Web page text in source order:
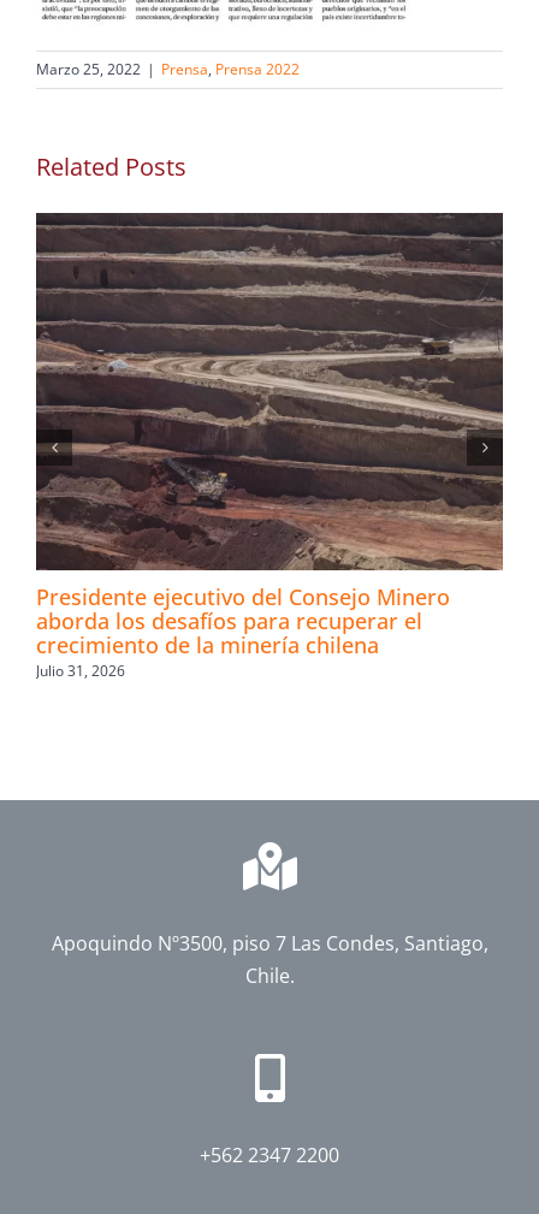
Marzo 25, 2022 | Prensa, Prensa 2022
Related Posts
Presidente ejecutivo del Consejo Minero
aborda los desafíos para recuperar el
crecimiento de la minería chilena
Julio 31, 2026
Apoquindo Nº3500, piso 7 Las Condes, Santiago,
Chile.
+562 2347 2200